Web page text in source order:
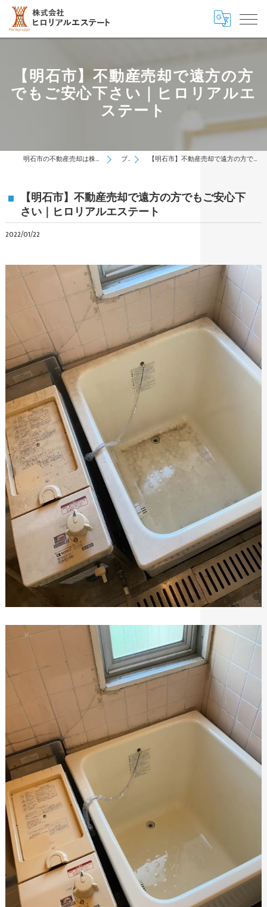
【明石市】不動産売却で遠方の方
でもご安心下さい｜ヒロリアルエ
ステート
明石市の不動産売却は株式会社ヒロリアルエステート ブログ 【明石市】不動産売却で遠方の方でもご安心下さい｜ヒロリアルエステート
【明石市】不動産売却で遠方の方でもご安心下
さい｜ヒロリアルエステート
2022/01/22